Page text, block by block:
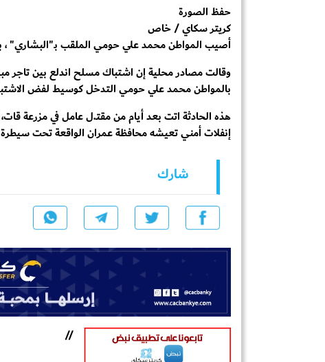
حفظ الصورة
كريتر سكاي / خاص
أصيب المواطن محمد علي حومي الملقب بـ"البشاري"
وقالت مصادر محلية إن اشتباك مسلح اندلع بين تاجر
بالمواطن محمد علي حومي التدخل كوسيط لفض
هذه الحادثة اتت بعد أيام من مقتـ.ل عامل في مزرعة
إنفلات أمني تعيشه محافظة عمران الواقعة تحت
شارك
//